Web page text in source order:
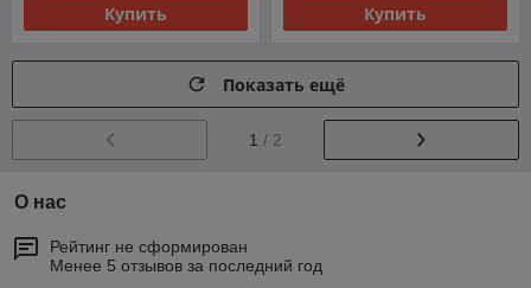
Купить Купить
Показать ещё
1 / 2
О нас
Рейтинг не сформирован
Менее 5 отзывов за последний год